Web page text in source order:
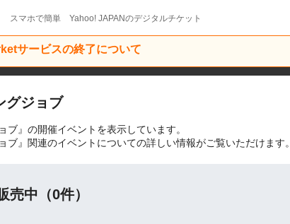
スマホで簡単 Yahoo! JAPANのデジタルチケット
サービスの終了について
グジョブ
ブ』の開催イベントを表示しています。
ブ』関連のイベントについての詳しい情報がご覧いただけます。
売中（0件）